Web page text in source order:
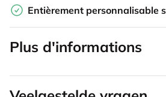
Entièrement personnalisable
Plus d'informations